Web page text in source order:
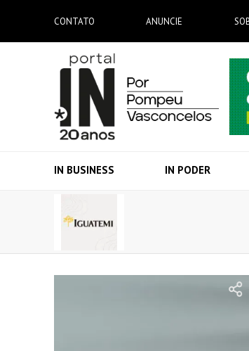
CONTATO ANUNCIE
IN BUSINESS IN PODER